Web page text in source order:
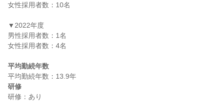
女性採用者数：10名
▼2022年度
男性採用者数：1名
女性採用者数：4名
平均勤続年数
研修
研修：あり